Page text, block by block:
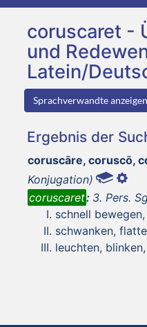
coruscaret -
und
Latein/
Sprachverwandte anzeigen
Ergebnis der
coruscāre, coruscō,
Konjugation)
coruscaret: 3. Pers.
schnell
schwanken,
leuchten,